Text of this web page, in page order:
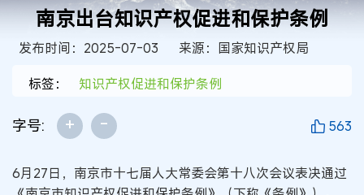
南京出台知识产权促进和保护条例
发布时间：2025-07-03
来源：国家知识产权局
标签：
知识产权促进和保护条例
字号: + - 563
6月27日，南京市十七届人大常委会第十八次会议表决通过